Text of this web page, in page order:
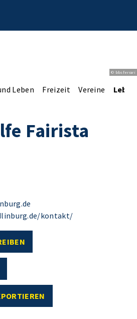
© bbsferrari
Leben Freizeit Vereine
Fairista
kontakt/